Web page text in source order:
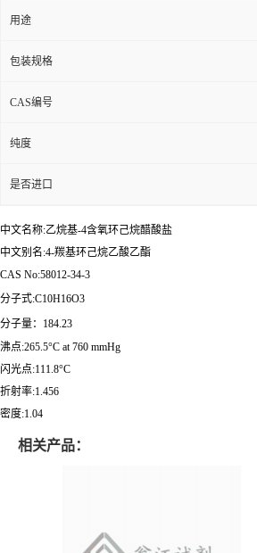
用途
包装规格
CAS编号
纯度
是否进口
中文名称:乙烷基-4含氧环己烷醋酸盐
中文别名:4-羰基环己烷乙酸乙酯
CAS No:58012-34-3
分子式:C10H16O3
分子量：184.23
沸点:265.5°C at 760 mmHg
闪光点:111.8°C
折射率:1.456
密度:1.04
相关产品：